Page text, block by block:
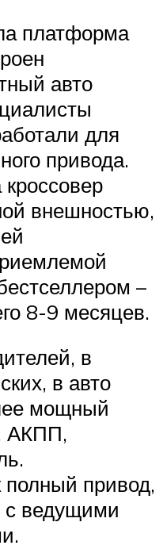
платформа
авто
для
привода.
внешностью,
–
8-9 месяцев.
в
в авто
мощный
АКПП,
привод,
с ведущими